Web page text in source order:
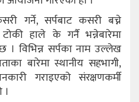
गर्ने, सर्पबाट कसरी बच्ने
हाले के गर्नै भन्नेबारेमा
। विभिन्न सर्पका नाम उल्लेख
बारेमा स्थानीय सहभागी,
गराइएको संरक्षणकर्मी